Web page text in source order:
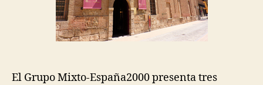
El Grupo Mixto-España2000 presenta tres